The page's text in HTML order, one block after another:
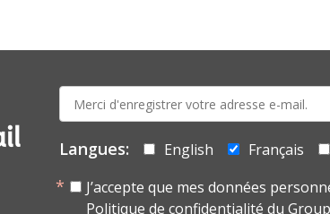
mail:
Langues: English Français
J’accepte que mes données
Politique de confidentialité du